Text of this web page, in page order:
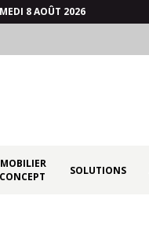
8 AOÛT 2026
SOLUTIONS